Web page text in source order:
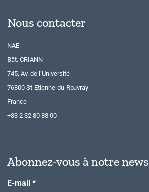
Nous contacter
NAE
Bât. CRIANN
745, Av. de l’Université
76800 St-Etienne-du-Rouvray
France
+33 2 32 80 88 00
Abonnez-vous à notre
E-mail *